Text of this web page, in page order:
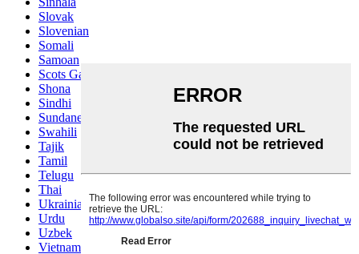
Slovak
Slovenian
Somali
Samoan
Scots Gaelic
Shona
Sindhi
Sundanese
Swahili
Tajik
Tamil
Telugu
Thai
Ukrainian
Urdu
Uzbek
Vietnamese